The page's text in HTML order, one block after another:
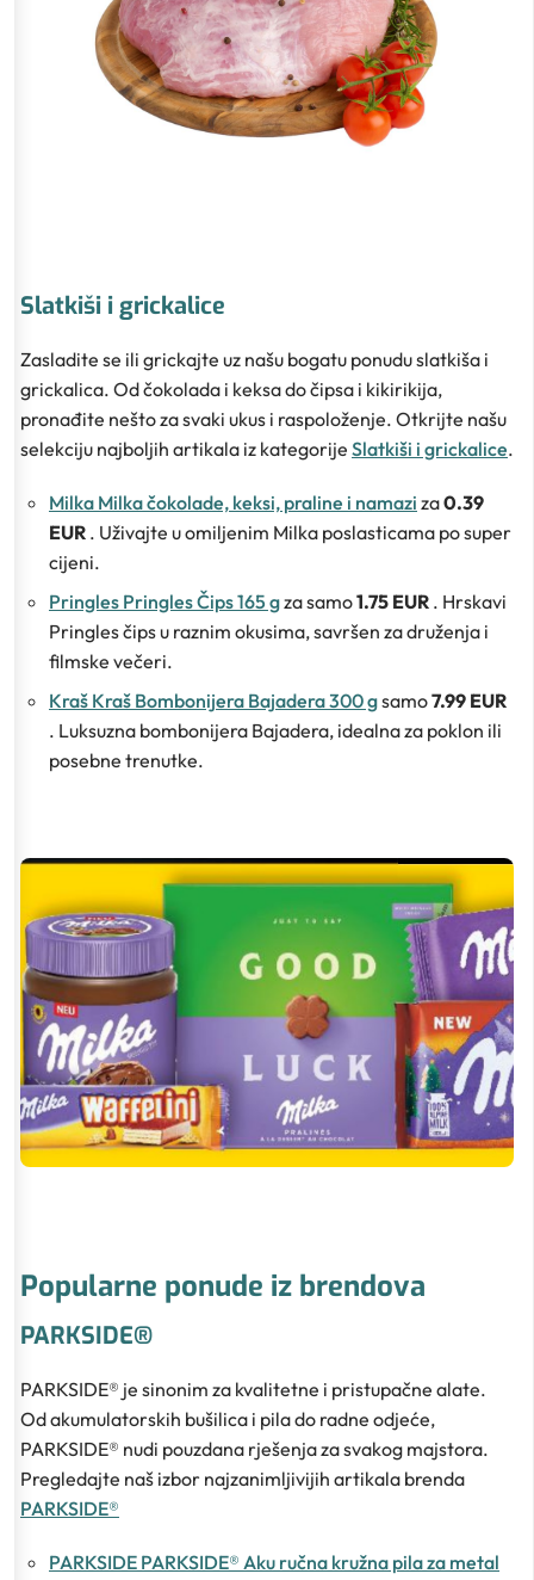
Slatkiši i grickalice
Zasladite se ili grickajte uz našu bogatu ponudu slatkiša i
grickalica. Od čokolada i keksa do čipsa i kikirikija,
pronađite nešto za svaki ukus i raspoloženje. Otkrijte našu
selekciju najboljih artikala iz kategorije Slatkiši i grickalice.
Milka Milka čokolade, keksi, praline i namazi za0.39
EUR . Uživajte u omiljenim Milka poslasticama po super
cijeni.
Pringles Pringles Čips 165 gza samo1.75 EUR . Hrskavi
Pringles čips u raznim okusima, savršen za druženja i
filmske večeri.
Kraš Kraš Bombonijera Bajadera 300 gsamo7.99 EUR
. Luksuzna bombonijera Bajadera, idealna za poklon ili
posebne trenutke.
Popularne ponude iz brendova
PARKSIDE®
PARKSIDE® je sinonim za kvalitetne i pristupačne alate.
Od akumulatorskih bušilica i pila do radne odjeće,
PARKSIDE® nudi pouzdana rješenja za svakog majstora.
Pregledajte naš izbor najzanimljivijih artikala brenda
PARKSIDE®
PARKSIDE PARKSIDE® Aku ručna kružna pila za metal